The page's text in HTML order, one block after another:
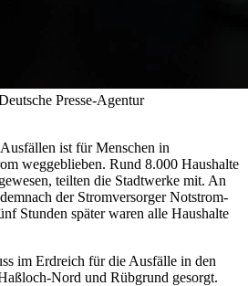
Presse-Agentur
ist für Menschen in
weggeblieben. Rund 8.000 Haushalte
teilten die Stadtwerke mit. An
der Stromversorger Notstrom-
Stunden später waren alle Haushalte
im Erdreich für die Ausfälle in den
Nord und Rübgrund gesorgt.